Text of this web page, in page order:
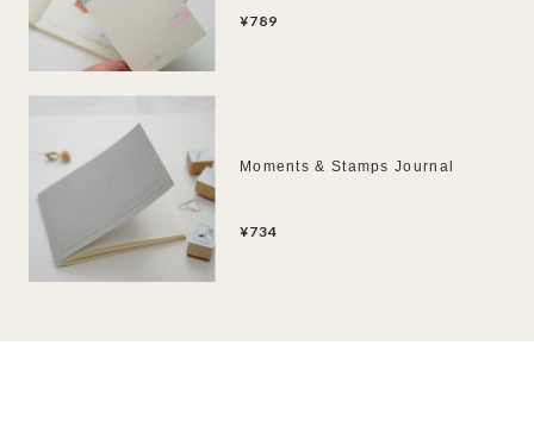
¥789
Moments & Stamps Journal
¥734